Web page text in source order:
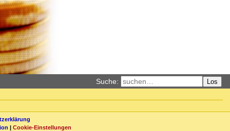
Suche: Los
| Cookie-Einstellungen